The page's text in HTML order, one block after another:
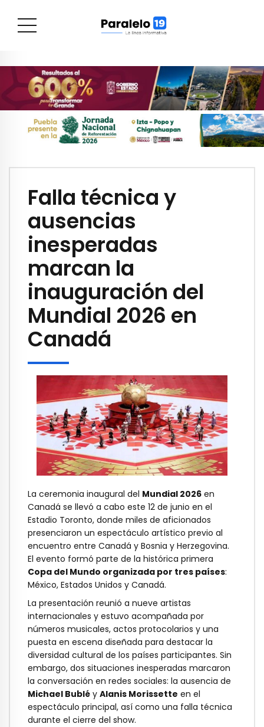
Falla técnica y
ausencias
inesperadas
marcan la
inauguración del
Mundial 2026 en
Canadá
La ceremonia inaugural del Mundial 2026 en
Canadá se llevó a cabo este 12 de junio en el
Estadio Toronto, donde miles de aficionados
presenciaron un espectáculo artístico previo al
encuentro entre Canadá y Bosnia y Herzegovina.
El evento formó parte de la histórica primera
Copa del Mundo organizada por tres países:
México, Estados Unidos y Canadá.
La presentación reunió a nueve artistas
internacionales y estuvo acompañada por
números musicales, actos protocolarios y una
puesta en escena diseñada para destacar la
diversidad cultural de los países participantes. Sin
embargo, dos situaciones inesperadas marcaron
la conversación en redes sociales: la ausencia de
Michael Bublé y Alanis Morissette en el
espectáculo principal, así como una falla técnica
durante el cierre del show.